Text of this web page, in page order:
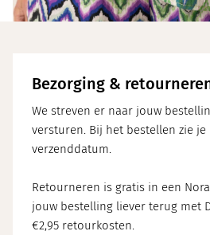
Bezorging &
We streven er naar jouw
versturen. Bij het bestellen zie je
verzenddatum.
Retourneren is gratis in een
jouw bestelling liever terug met
€2,95 retourkosten.